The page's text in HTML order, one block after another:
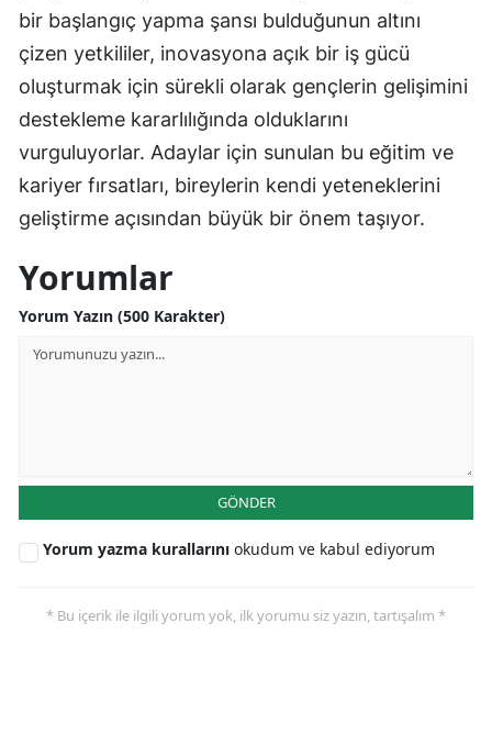
bir başlangıç yapma şansı bulduğunun altını
çizen yetkililer, inovasyona açık bir iş gücü
oluşturmak için sürekli olarak gençlerin gelişimini
destekleme kararlılığında olduklarını
vurguluyorlar. Adaylar için sunulan bu eğitim ve
kariyer fırsatları, bireylerin kendi yeteneklerini
geliştirme açısından büyük bir önem taşıyor.
Yorumlar
Yorum Yazın (500 Karakter)
GÖNDER
Yorum yazma kurallarını okudum ve kabul ediyorum
* Bu içerik ile ilgili yorum yok, ilk yorumu siz yazın, tartışalım *